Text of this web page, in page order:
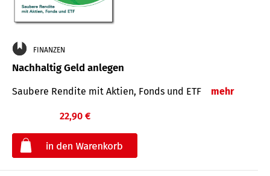
FINANZEN
Nachhaltig Geld anlegen
Saubere Rendite mit Aktien, Fonds und ETF mehr
22,90 €